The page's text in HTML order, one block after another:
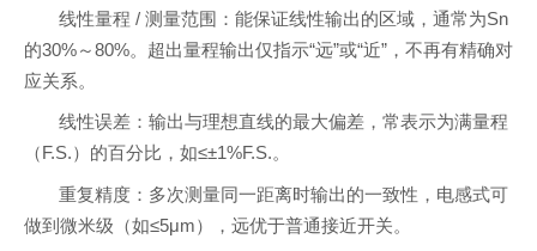
线性量程 / 测量范围：能保证线性输出的区域，通常为Sn
的30%～80%。超出量程输出仅指示“远”或“近”，不再有精确对
应关系。
线性误差：输出与理想直线的最大偏差，常表示为满量程
（F.S.）的百分比，如≤±1%F.S.。
重复精度：多次测量同一距离时输出的一致性，电感式可
做到微米级（如≤5μm），远优于普通接近开关。